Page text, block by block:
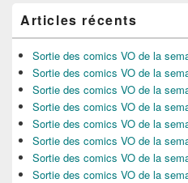
Articles récents
Sortie des comics VO de la
Sortie des comics VO de la
Sortie des comics VO de la
Sortie des comics VO de la
Sortie des comics VO de la
Sortie des comics VO de la
Sortie des comics VO de la
Sortie des comics VO de la